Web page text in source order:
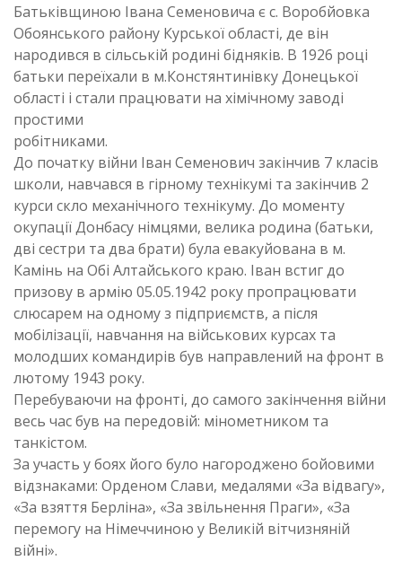
Батьківщиною Івана Семеновича є с. Воробйовка
Обоянського району Курської області, де він
народився в сільській родині бідняків. В 1926 році
батьки переїхали в м.Констянтинівку Донецької
області і стали працювати на хімічному заводі
простими
робітниками.
До початку війни Іван Семенович закінчив 7 класів
школи, навчався в гірному технікумі та закінчив 2
курси скло механічного технікуму. До моменту
окупації Донбасу німцями, велика родина (батьки,
дві сестри та два брати) була евакуйована в м.
Камінь на Обі Алтайського краю. Іван встиг до
призову в армію 05.05.1942 року пропрацювати
слюсарем на одному з підприємств, а після
мобілізації, навчання на військових курсах та
молодших командирів був направлений на фронт в
лютому 1943 року.
Перебуваючи на фронті, до самого закінчення війни
весь час був на передовій: мінометником та
танкістом.
За участь у боях його було нагороджено бойовими
відзнаками: Орденом Слави, медалями «За відвагу»,
«За взяття Берліна», «За звільнення Праги», «За
перемогу на Німеччиною у Великій вітчизняній
війні».